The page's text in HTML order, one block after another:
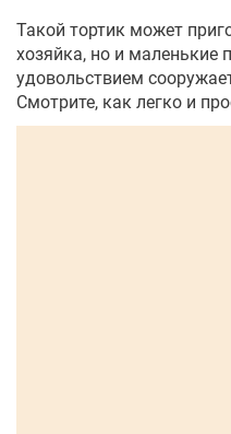
Такой тортик может
хозяйка, но и
удовольствием
Смотрите, как легко и